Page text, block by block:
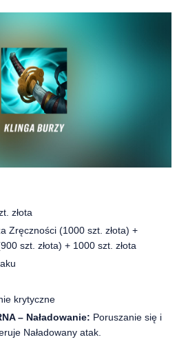
złota
Zręczności (1000 szt. złota) +
szt. złota) + 1000 szt. złota
krytyczne
– Naładowanie: Poruszanie się i
Naładowany atak.